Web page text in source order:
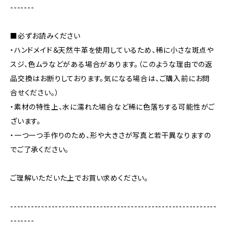
-------
■必ずお読みください
・ハンドメイド＆天然牛革を使用しているため、稀に小さな斑点や
スジ、色ムラなどがある場合があります。（このような理由での返
品交換はお断りしております。気になる場合は、ご購入前にお問
合せください。）
・素材の特性上、水に濡れた場合など稀に色落ちする可能性がご
ざいます。
・一つ一つ手作りのため、形や大きさが写真と若干異なりますの
でご了承ください。
ご理解いただいた上でお買い求めください。
------------------------------------------------------------
-------